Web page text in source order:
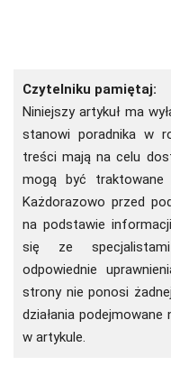
Czytelniku pamiętaj:
Niniejszy artykuł ma
stanowi poradnika w
treści mają na celu
mogą być
Każdorazowo przed
na podstawie
się ze
odpowiednie
strony nie ponosi
działania
w artykule.